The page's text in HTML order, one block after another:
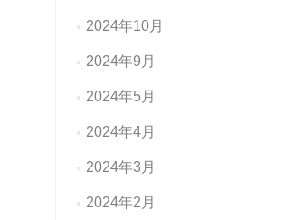
2024年10月
2024年9月
2024年5月
2024年4月
2024年3月
2024年2月